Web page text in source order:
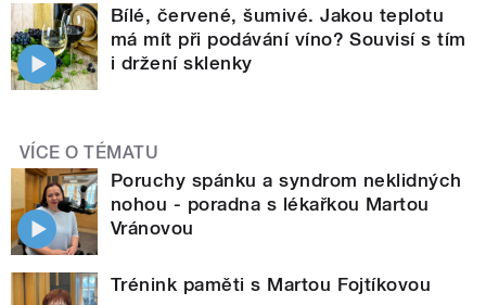
Bílé, červené, šumivé. Jakou teplotu
má mít při podávání víno? Souvisí s tím
i držení sklenky
VÍCE O TÉMATU
Poruchy spánku a syndrom neklidných
nohou - poradna s lékařkou Martou
Vránovou
Trénink paměti s Martou Fojtíkovou